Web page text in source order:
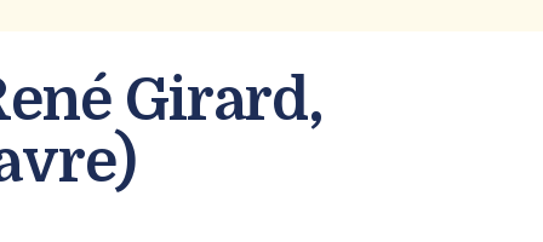
Girard,